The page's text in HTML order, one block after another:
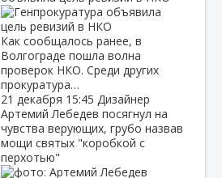
Как сообщалось ранее, в
Волгограде пошла волна
проверок НКО. Среди других
прокуратура…
21 декабря 15:45 Дизайнер
Артемий Лебедев посягнул на
чувства верующих, грубо назвав
мощи святых "коробкой с
перхотью"